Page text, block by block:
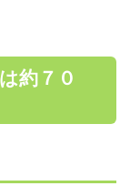
約７０